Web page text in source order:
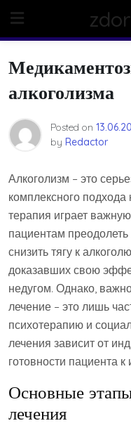
content
алкоголизма
Posted on
by Redactor
Алкоголизм – это
комплексного
терапия играет
пациентам
снизить тягу к
доказавших свою
недугом. Однако,
лечение – это лишь
психотерапию и
лечения зависит от
готовности пациента
Основные
лечения